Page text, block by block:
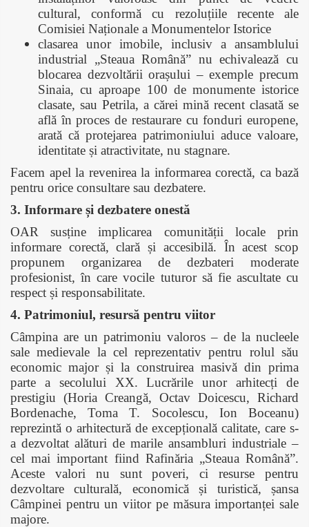
cultural, conformă cu rezoluțiile recente ale
Comisiei Naționale a Monumentelor Istorice
clasarea unor imobile, inclusiv a ansamblului
industrial „Steaua Română” nu echivalează cu
blocarea dezvoltării orașului – exemple precum
Sinaia, cu aproape 100 de monumente istorice
clasate, sau Petrila, a cărei mină recent clasată se
află în proces de restaurare cu fonduri europene,
arată că protejarea patrimoniului aduce valoare,
identitate și atractivitate, nu stagnare.
Facem apel la revenirea la informarea corectă, ca bază
pentru orice consultare sau dezbatere.
3. Informare și dezbatere onestă
OAR susține implicarea comunității locale prin
informare corectă, clară și accesibilă. În acest scop
propunem organizarea de dezbateri moderate
profesionist, în care vocile tuturor să fie ascultate cu
respect și responsabilitate.
4. Patrimoniul, resursă pentru viitor
Câmpina are un patrimoniu valoros – de la nucleele
sale medievale la cel reprezentativ pentru rolul său
economic major și la construirea masivă din prima
parte a secolului XX. Lucrările unor arhitecți de
prestigiu (Horia Creangă, Octav Doicescu, Richard
Bordenache, Toma T. Socolescu, Ion Boceanu)
reprezintă o arhitectură de excepțională calitate, care s-
a dezvoltat alături de marile ansambluri industriale –
cel mai important fiind Rafinăria „Steaua Română”.
Aceste valori nu sunt poveri, ci resurse pentru
dezvoltare culturală, economică și turistică, șansa
Câmpinei pentru un viitor pe măsura importanței sale
majore.